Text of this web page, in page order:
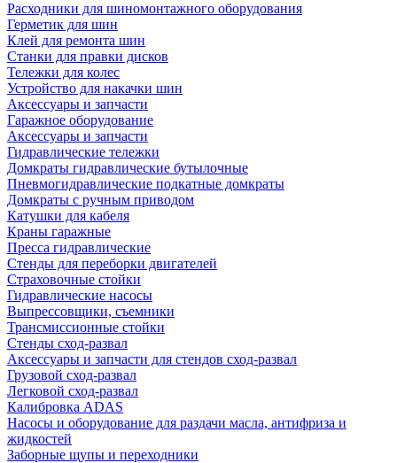
Расходники для шиномонтажного оборудования
Герметик для шин
Клей для ремонта шин
Станки для правки дисков
Тележки для колес
Устройство для накачки шин
Аксессуары и запчасти
Гаражное оборудование
Аксессуары и запчасти
Гидравлические тележки
Домкраты гидравлические бутылочные
Пневмогидравлические подкатные домкраты
Домкраты с ручным приводом
Катушки для кабеля
Краны гаражные
Пресса гидравлические
Стенды для переборки двигателей
Страховочные стойки
Гидравлические насосы
Выпрессовщики, съемники
Трансмиссионные стойки
Стенды сход-развал
Аксессуары и запчасти для стендов сход-развал
Грузовой сход-развал
Легковой сход-развал
Калибровка ADAS
Насосы и оборудование для раздачи масла, антифриза и
жидкостей
Заборные щупы и переходники